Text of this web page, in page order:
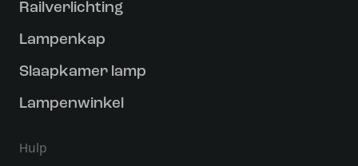
Railverlichting
Lampenkap
Slaapkamer lamp
Lampenwinkel
Hulp